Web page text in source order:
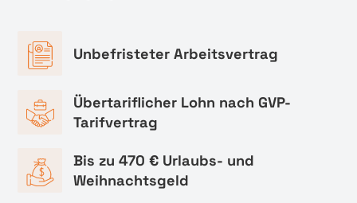
Unbefristeter Arbeitsvertrag
Übertariflicher Lohn nach GVP-
Tarifvertrag
Bis zu 470 € Urlaubs- und
Weihnachtsgeld